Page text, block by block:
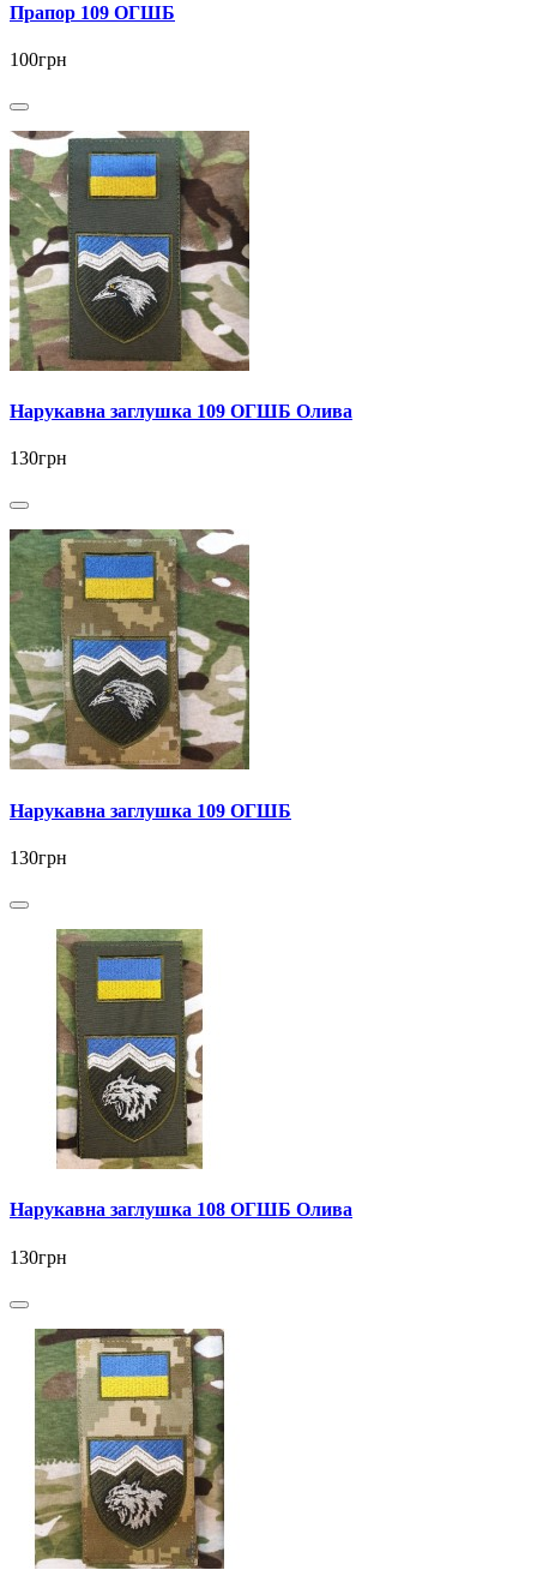
Прапор 109 ОГШБ
100грн
Нарукавна заглушка 109 ОГШБ Олива
130грн
Нарукавна заглушка 109 ОГШБ
130грн
Нарукавна заглушка 108 ОГШБ Олива
130грн